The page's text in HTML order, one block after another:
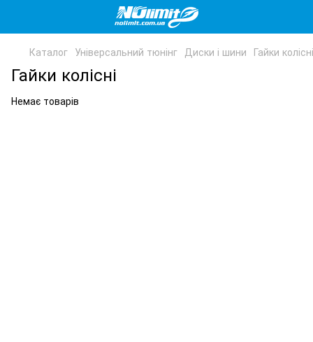
Каталог Універсальний тюнінг Диски і шини Гайки колісні
Гайки колісні
Немає товарів